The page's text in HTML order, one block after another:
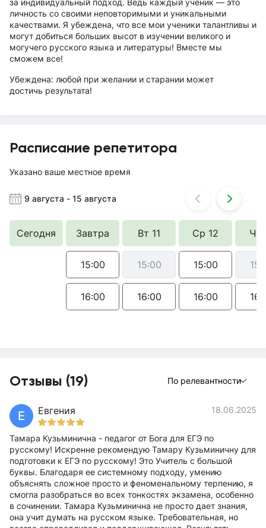
личность со своими неповторимыми и уникальными
качествами. Я убеждена, что все мои ученики талантливы и
могут добиться больших высот в изучении великого и
могучего русского языка и литературы! Вместе мы
сможем все!
Убеждена: любой при желании и старании может
достичь результата!
Расписание репетитора
Указано ваше местное время
9 августа - 15 августа
Сегодня Завтра Вт 11 Ср 12 Чт
15:00
16:00
15:00
16:00
15:00
16:00
Отзывы (19) По релевантности
Е Евгения 18.06.2025
Тамара Кузьминична - педагог от Бога для ЕГЭ по
русскому! Искренне рекомендую Тамару Кузьминичну для
подготовки к ЕГЭ по русскому! Это Учитель с большой
буквы. Благодаря ее системному подходу, умению
объяснять сложное просто и феноменальному терпению, я
смогла разобраться во всех тонкостях экзамена, особенно
в сочинении. Тамара Кузьминична не просто дает знания,
она учит думать на русском языке. Требовательная, но